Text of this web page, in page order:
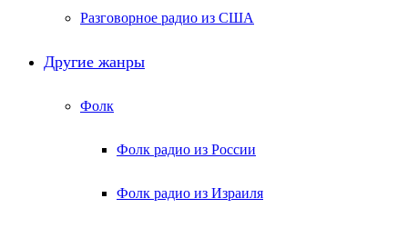
Разговорное радио из США
Другие жанры
Фолк
Фолк радио из России
Фолк радио из Израиля